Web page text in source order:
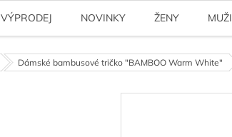
VÝPRODEJ NOVINKY ŽENY MUŽI
Dámské bambusové tričko "BAMBOO Warm White"